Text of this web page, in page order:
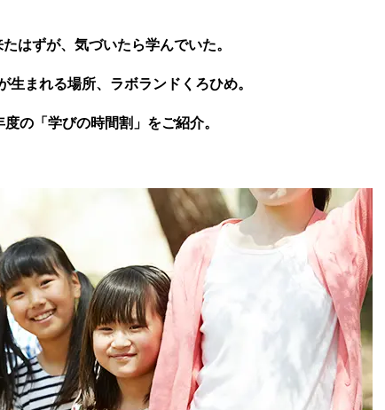
はずが、気づいたら学んでいた。
生まれる場所、ラボランドくろひめ。
度の「学びの時間割」をご紹介。